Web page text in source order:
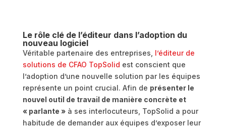
Le rôle clé de l’éditeur dans l’adoption du
nouveau logiciel
Véritable partenaire des entreprises, l’éditeur de
solutions de CFAO TopSolid est conscient que
l’adoption d’une nouvelle solution par les équipes
représente un point crucial. Afin de présenter le
nouvel outil de travail de manière concrète et
« parlante »à ses interlocuteurs, TopSolid a pour
habitude de demander aux équipes d’exposer leur